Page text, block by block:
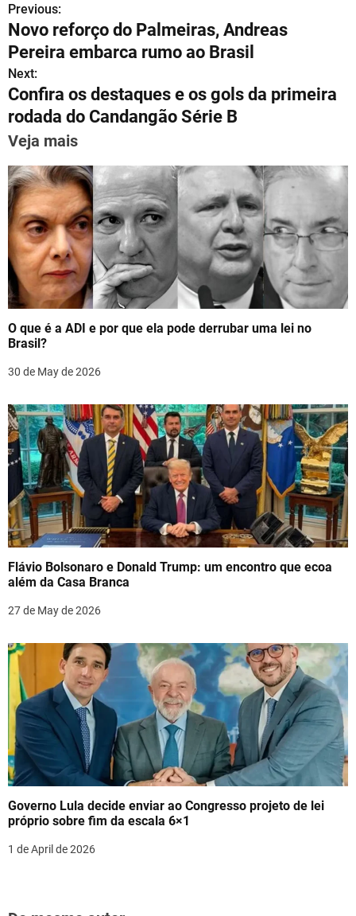
at
s
A
p
p
e
gr
a
m
e
b
o
o
l
e
st
k
e
dI
n
e
P
o
s
t
n
a
v
i
g
a
t
i
o
n
Previous:
Novo reforço do Palmeiras, Andreas
Pereira embarca rumo ao Brasil
Next:
Confira os destaques e os gols da primeira
rodada do Candangão Série B
Veja mais
O que é a ADI e por que ela pode derrubar uma lei no
Brasil?
30 de May de 2026
Flávio Bolsonaro e Donald Trump: um encontro que ecoa
além da Casa Branca
27 de May de 2026
Governo Lula decide enviar ao Congresso projeto de lei
próprio sobre fim da escala 6×1
1 de April de 2026